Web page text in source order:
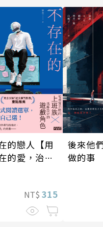
的戀人【用
的愛，治癒
NT$ 315
後來他
做的事